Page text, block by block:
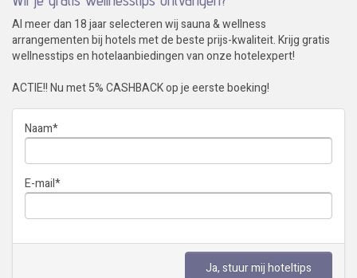
Al meer dan 18 jaar selecteren wij sauna & wellness
arrangementen bij hotels met de beste prijs-kwaliteit. Krijg gratis
wellnesstips en hotelaanbiedingen van onze hotelexpert!
ACTIE!! Nu met 5% CASHBACK op je eerste boeking!
Naam*
E-mail*
Ja, stuur mij hoteltips